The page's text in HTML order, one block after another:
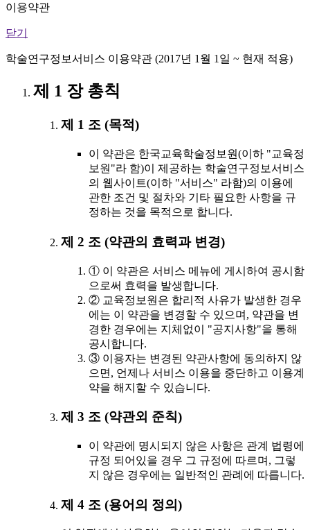
이용약관
닫기
학술연구정보서비스 이용약관 (2017년 1월 1일 ~ 현재 적용)
제 1 장 총칙
제 1 조 (목적)
이 약관은 한국교육학술정보원(이하 "교육정
보원"라 함)이 제공하는 학술연구정보서비스
의 웹사이트(이하 "서비스" 라함)의 이용에
관한 조건 및 절차와 기타 필요한 사항을 규
정하는 것을 목적으로 합니다.
제 2 조 (약관의 효력과 변경)
① 이 약관은 서비스 메뉴에 게시하여 공시함
으로써 효력을 발생합니다.
② 교육정보원은 합리적 사유가 발생한 경우
에는 이 약관을 변경할 수 있으며, 약관을 변
경한 경우에는 지체없이 "공지사항"을 통해
공시합니다.
③ 이용자는 변경된 약관사항에 동의하지 않
으면, 언제나 서비스 이용을 중단하고 이용계
약을 해지할 수 있습니다.
제 3 조 (약관외 준칙)
이 약관에 명시되지 않은 사항은 관계 법령에
규정 되어있을 경우 그 규정에 따르며, 그렇
지 않은 경우에는 일반적인 관례에 따릅니다.
제 4 조 (용어의 정의)